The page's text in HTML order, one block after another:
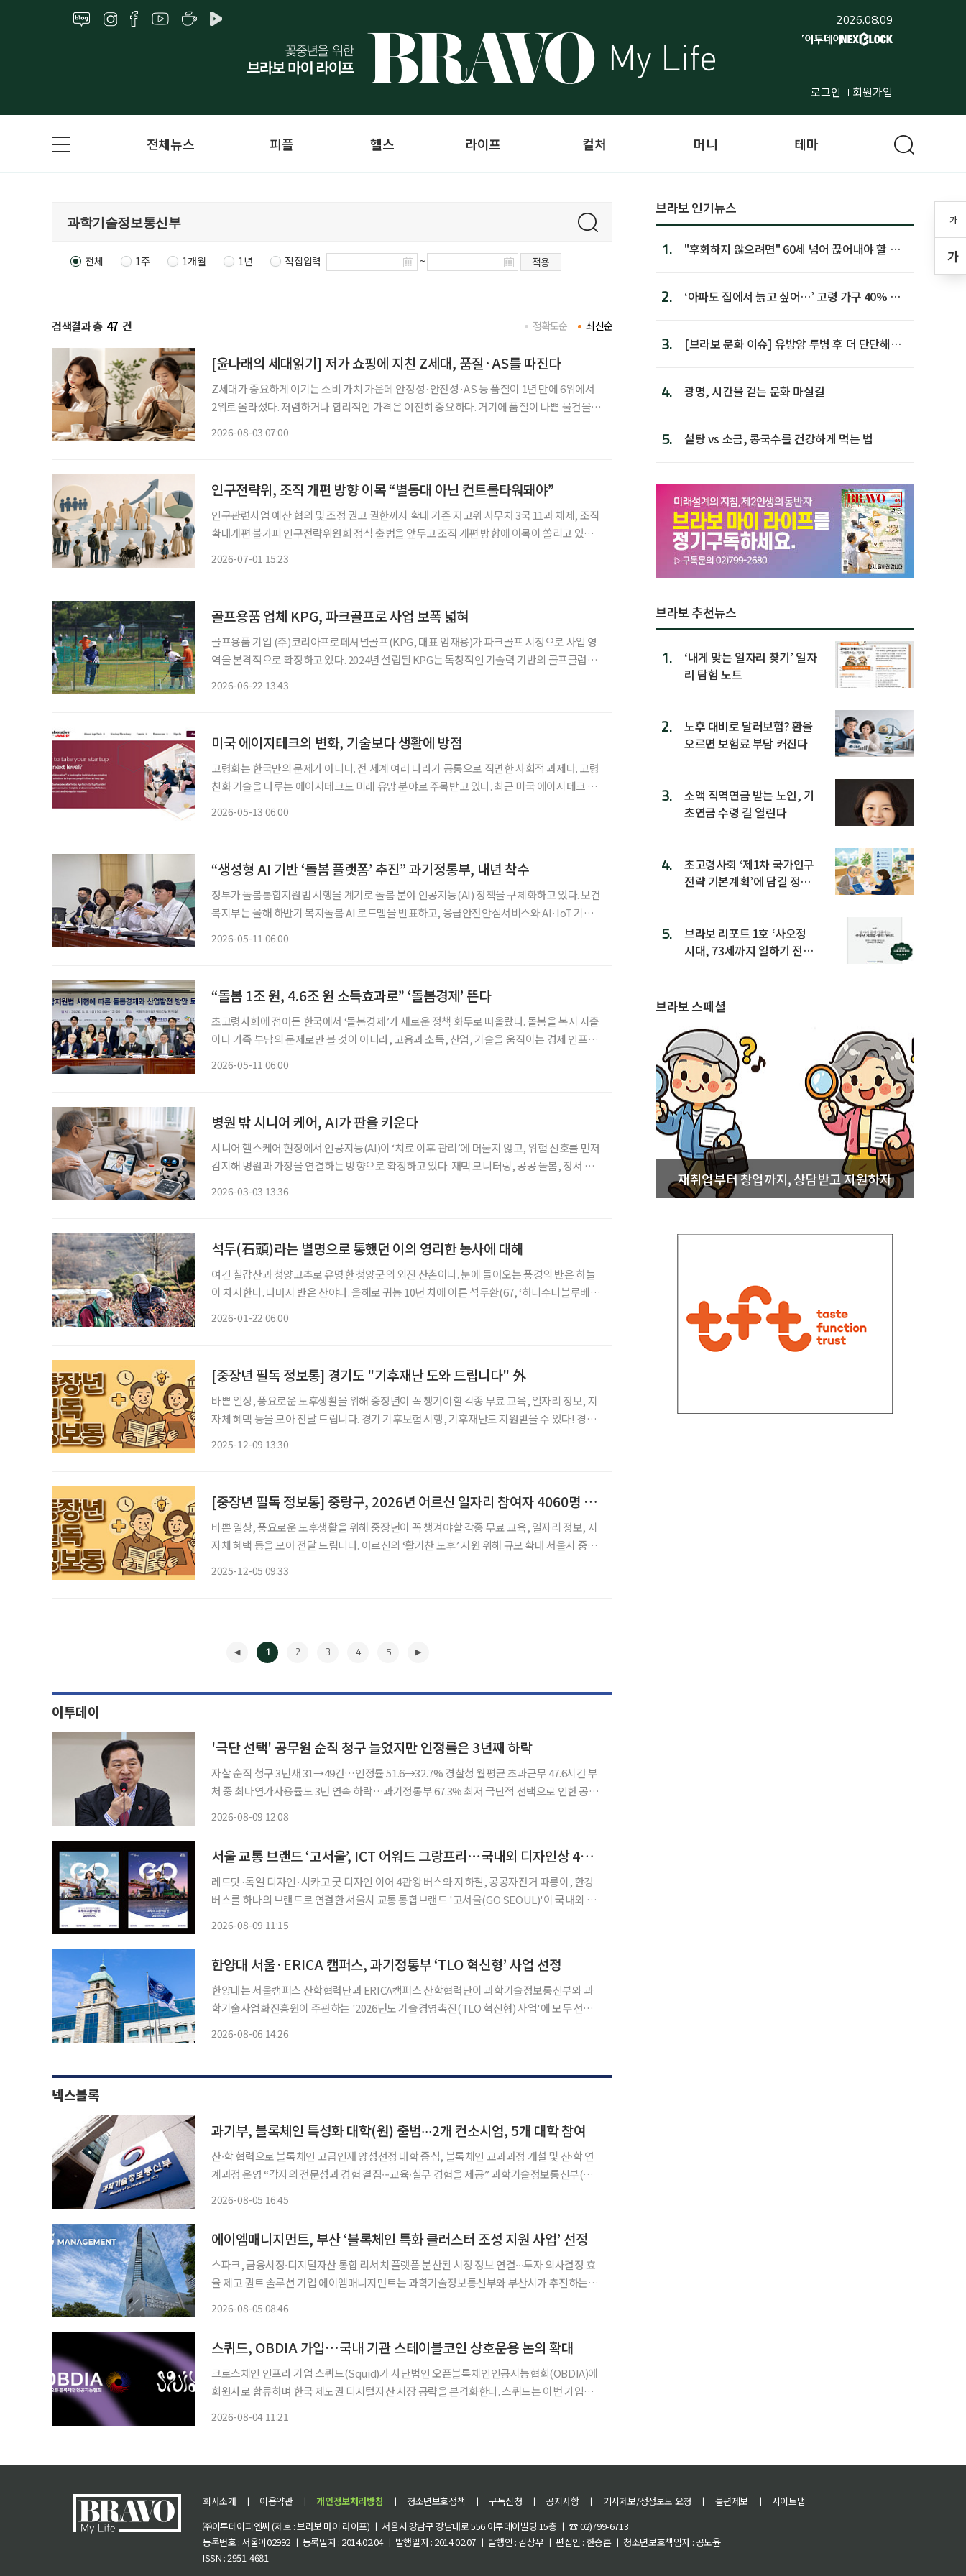
2026.08.09
로그인 회원가입
가
가
전체뉴스 피플 헬스 라이프 컬처 머니 테마
전체 1주 1개월 1년 직접입력 ~ 적용
검색결과 총 47 건 최신순
정확도순
[윤나래의 세대읽기] 저가 쇼핑에 지친 Z세대, 품질·AS를 따진다
Z세대가 중요하게 여기는 소비 가치 가운데 안정성·안전성·AS 등 품질이 1년 만에 6위에서
2위로 올라섰다. 저렴하거나 합리적인 가격은 여전히 중요하다. 거기에 품질이 나쁜 물건을
2026-08-03 07:00
인구전략위, 조직 개편 방향 이목 “별동대 아닌 컨트롤타워돼야”
인구관련사업 예산 협의 및 조정 권고 권한까지 확대 기존 저고위 사무처 3국 11과 체제, 조직
확대개편 불가피 인구전략위원회 정식 출범을 앞두고 조직 개편 방향에 이목이 쏠리고 있다.
2026-07-01 15:23
골프용품 업체 KPG, 파크골프로 사업 보폭 넓혀
골프용품 기업 (주)코리아프로페셔널골프(KPG, 대표 엄재용)가 파크골프 시장으로 사업 영
역을 본격적으로 확장하고 있다. 2024년 설립된 KPG는 독창적인 기술력 기반의 골프클럽과
2026-06-22 13:43
미국 에이지테크의 변화, 기술보다 생활에 방점
고령화는 한국만의 문제가 아니다. 전 세계 여러 나라가 공통으로 직면한 사회적 과제다. 고령
친화 기술을 다루는 에이지테크도 미래 유망 분야로 주목받고 있다. 최근 미국 에이지테크 산
2026-05-13 06:00
“생성형 AI 기반 ‘돌봄 플랫폼’ 추진” 과기정통부, 내년 착수
정부가 돌봄통합지원법 시행을 계기로 돌봄 분야 인공지능(AI) 정책을 구체화하고 있다. 보건
복지부는 올해 하반기 복지돌봄 AI 로드맵을 발표하고, 응급안전안심서비스와 AI·IoT 기반
2026-05-11 06:00
“돌봄 1조 원, 4.6조 원 소득효과로” ‘돌봄경제’ 뜬다
초고령사회에 접어든 한국에서 ‘돌봄경제’가 새로운 정책 화두로 떠올랐다. 돌봄을 복지 지출
이나 가족 부담의 문제로만 볼 것이 아니라, 고용과 소득, 산업, 기술을 움직이는 경제 인프라
2026-05-11 06:00
병원 밖 시니어 케어, AI가 판을 키운다
시니어 헬스케어 현장에서 인공지능(AI)이 ‘치료 이후 관리’에 머물지 않고, 위험 신호를 먼저
감지해 병원과 가정을 연결하는 방향으로 확장하고 있다. 재택 모니터링, 공공 돌봄, 정서 관
2026-03-03 13:36
석두(石頭)라는 별명으로 통했던 이의 영리한 농사에 대해
여긴 칠갑산과 청양고추로 유명한 청양군의 외진 산촌이다. 눈에 들어오는 풍경의 반은 하늘
이 차지한다. 나머지 반은 산야다. 올해로 귀농 10년 차에 이른 석두환(67, ‘하니수니블루베
2026-01-22 06:00
[중장년 필독 정보통] 경기도 "기후재난 도와 드립니다" 外
바쁜 일상, 풍요로운 노후생활을 위해 중장년이 꼭 챙겨야할 각종 무료 교육, 일자리 정보, 지
자체 혜택 등을 모아 전달 드립니다. 경기 기후보험 시행, 기후재난도 지원받을 수 있다! 경기
2025-12-09 13:30
[중장년 필독 정보통] 중랑구, 2026년 어르신 일자리 참여자 4060명 모집
바쁜 일상, 풍요로운 노후생활을 위해 중장년이 꼭 챙겨야할 각종 무료 교육, 일자리 정보, 지
자체 혜택 등을 모아 전달 드립니다. 어르신의 ‘활기찬 노후’ 지원 위해 규모 확대 서울시 중랑
2025-12-05 09:33
1 2 3 4 5
이투데이
'극단 선택' 공무원 순직 청구 늘었지만 인정률은 3년째 하락
자살 순직 청구 3년새 31→49건…인정률 51.6→32.7% 경찰청 월평균 초과근무 47.6시간 부
처 중 최다연가사용률도 3년 연속 하락…과기정통부 67.3% 최저 극단적 선택으로 인한 공무
2026-08-09 12:08
서울 교통 브랜드 ‘고서울’, ICT 어워드 그랑프리⋯국내외 디자인상 4관왕 달성
레드닷·독일 디자인·시카고 굿 디자인 이어 4관왕 버스와 지하철, 공공자전거 따릉이, 한강
버스를 하나의 브랜드로 연결한 서울시 교통 통합브랜드 '고서울(GO SEOUL)'이 국내외 어
2026-08-09 11:15
한양대 서울·ERICA 캠퍼스, 과기정통부 ‘TLO 혁신형’ 사업 선정
한양대는 서울캠퍼스 산학협력단과 ERICA캠퍼스 산학협력단이 과학기술정보통신부와 과
학기술사업화진흥원이 주관하는 '2026년도 기술경영촉진(TLO 혁신형) 사업'에 모두 선정
2026-08-06 14:26
넥스블록
과기부, 블록체인 특성화 대학(원) 출범∙∙∙2개 컨소시엄, 5개 대학 참여
산∙학 협력으로 블록체인 고급인재 양성선정 대학 중심, 블록체인 교과과정 개설 및 산∙학 연
계과정 운영 “각자의 전문성과 경험 결집∙∙∙교육∙실무 경험을 제공” 과학기술정보통신부(부
2026-08-05 16:45
에이엠매니지먼트, 부산 ‘블록체인 특화 클러스터 조성 지원 사업’ 선정
스파크, 금융시장∙디지털자산 통합 리서치 플랫폼 분산된 시장 정보 연결∙∙∙투자 의사결정 효
율 제고 퀀트 솔루션 기업 에이엠매니지먼트는 과학기술정보통신부와 부산시가 추진하는
2026-08-05 08:46
스퀴드, OBDIA 가입…국내 기관 스테이블코인 상호운용 논의 확대
크로스체인 인프라 기업 스퀴드(Squid)가 사단법인 오픈블록체인인공지능협회(OBDIA)에
회원사로 합류하며 한국 제도권 디지털자산 시장 공략을 본격화한다. 스퀴드는 이번 가입을
2026-08-04 11:21
브라보 인기뉴스
1.
"후회하지 않으려면" 60세 넘어 끊어내야 할 사
2.
‘아파도 집에서 늙고 싶어…’ 고령 가구 40% 노
3.
[브라보 문화 이슈] 유방암 투병 후 더 단단해진
4. 광명, 시간을 걷는 문화 마실길
5. 설탕 vs 소금, 콩국수를 건강하게 먹는 법
브라보 추천뉴스
1.
‘내게 맞는 일자리 찾기’ 일자
리 탐험 노트
2.
노후 대비로 달러보험? 환율
오르면 보험료 부담 커진다
3.
소액 직역연금 받는 노인, 기
초연금 수령 길 열린다
4.
초고령사회 ‘제1차 국가인구
전략 기본계획’에 담길 정책
5.
브라보 리포트 1호 ‘사오정
시대, 73세까지 일하기 전략’
브라보 스페셜
재취업부터 창업까지, 상담받고 지원하자
회사소개 ㅣ 이용약관 ㅣ 개인정보처리방침 ㅣ 청소년보호정책 ㅣ 구독신청 ㅣ 공지사항 ㅣ 기사제보/정정보도 요청 ㅣ 불편제보 ㅣ
사이트맵
㈜이투데이피엔씨 (제호 : 브라보 마이 라이프) ㅣ 서울시 강남구 강남대로 556 이투데이빌딩 15층 ㅣ ☎ 02)799-6713
등록번호 : 서울아02992 ㅣ 등록일자 : 2014.02.04 ㅣ 발행일자 : 2014.02.07 ㅣ 발행인 : 김상우 ㅣ 편집인 : 한승훈 ㅣ 청소년보호책임자 : 공도윤
ISSN : 2951-4681